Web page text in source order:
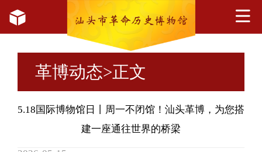
革博动态>正文
5.18国际博物馆日丨周一不闭馆！汕头革博，为您搭
建一座通往世界的桥梁